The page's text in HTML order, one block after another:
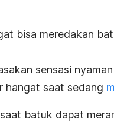
bisa meredakan
sensasi
hangat saat sedang
saat batuk dapat